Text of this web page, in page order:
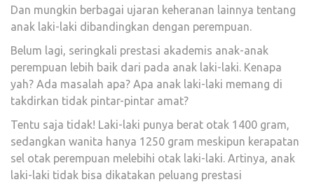
Dan mungkin berbagai ujaran keheranan lainnya tentang
anak laki-laki dibandingkan dengan perempuan.
Belum lagi, seringkali prestasi akademis anak-anak
perempuan lebih baik dari pada anak laki-laki. Kenapa
yah? Ada masalah apa? Apa anak laki-laki memang di
takdirkan tidak pintar-pintar amat?
Tentu saja tidak! Laki-laki punya berat otak 1400 gram,
sedangkan wanita hanya 1250 gram meskipun kerapatan
sel otak perempuan melebihi otak laki-laki. Artinya, anak
laki-laki tidak bisa dikatakan peluang prestasi